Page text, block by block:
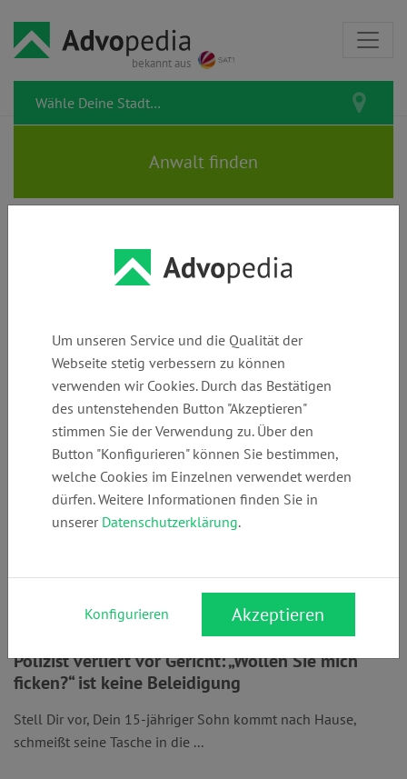
bekannt aus
Rechtstipps zum Thema Polizei
Beleidigung
Polizist verliert vor Gericht: „Wollen Sie mich
ficken?“ ist keine Beleidigung
Stell Dir vor, Dein 15-jähriger Sohn kommt nach Hause,
schmeißt seine Tasche in die ...
Um unseren Service und die Qualität der
Webseite stetig verbessern zu können
verwenden wir Cookies. Durch das Bestätigen
des untenstehenden Button "Akzeptieren"
stimmen Sie der Verwendung zu. Über den
Button "Konfigurieren" können Sie bestimmen,
welche Cookies im Einzelnen verwendet werden
dürfen. Weitere Informationen finden Sie in
unserer Datenschutzerklärung.
Konfigurieren Akzeptieren